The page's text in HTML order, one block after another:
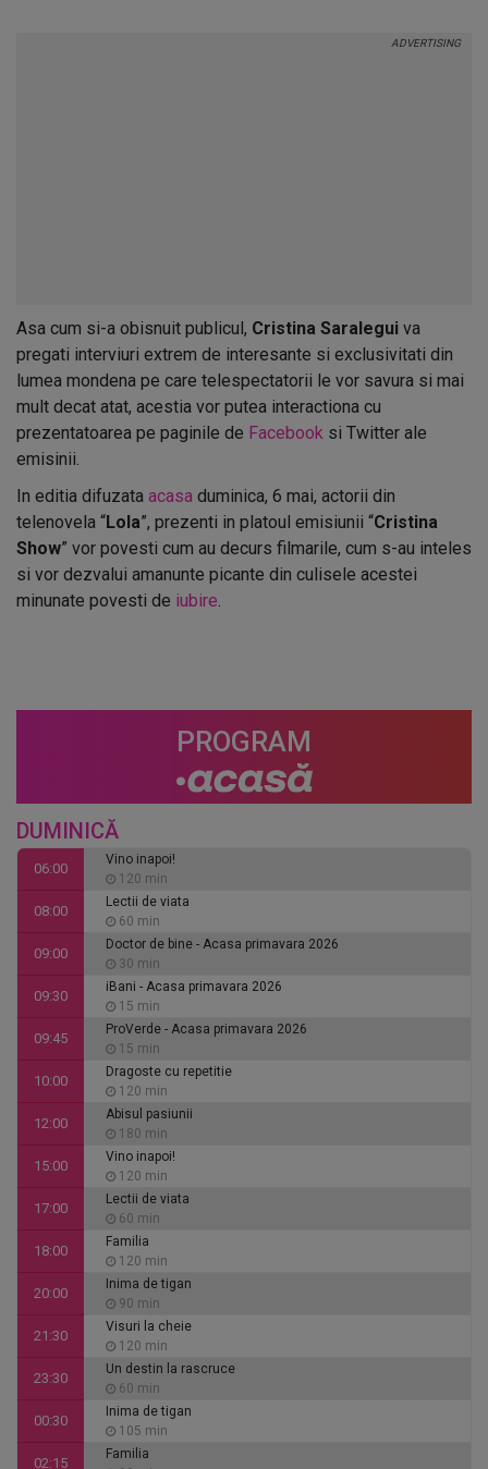
Asa cum si-a obisnuit publicul, Cristina Saralegui va
pregati interviuri extrem de interesante si exclusivitati din
lumea mondena pe care telespectatorii le vor savura si mai
mult decat atat, acestia vor putea interactiona cu
prezentatoarea pe paginile de Facebook si Twitter ale
emisinii.
In editia difuzata acasa duminica, 6 mai, actorii din
telenovela “Lola”, prezenti in platoul emisiunii “Cristina
Show” vor povesti cum au decurs filmarile, cum s-au inteles
si vor dezvalui amanunte picante din culisele acestei
minunate povesti de iubire.
PROGRAM
DUMINICĂ
06:00
Vino inapoi!
120 min
08:00
Lectii de viata
60 min
09:00
Doctor de bine - Acasa primavara 2026
30 min
09:30
iBani - Acasa primavara 2026
15 min
09:45
ProVerde - Acasa primavara 2026
15 min
10:00
Dragoste cu repetitie
120 min
12:00
Abisul pasiunii
180 min
15:00
Vino inapoi!
120 min
17:00
Lectii de viata
60 min
18:00
Familia
120 min
20:00
Inima de tigan
90 min
21:30
Visuri la cheie
120 min
23:30
Un destin la rascruce
60 min
00:30
Inima de tigan
105 min
02:15
Familia